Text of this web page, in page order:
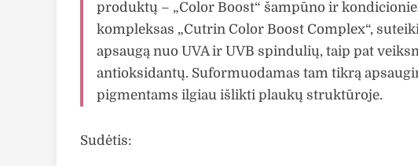
produktų – „Color Boost“ šampūno ir
kompleksas „Cutrin Color Boost Complex“,
apsaugą nuo UVA ir UVB spindulių, taip pat
antioksidantų. Suformuodamas tam tikrą
pigmentams ilgiau išlikti plaukų struktūroje.
Sudėtis: